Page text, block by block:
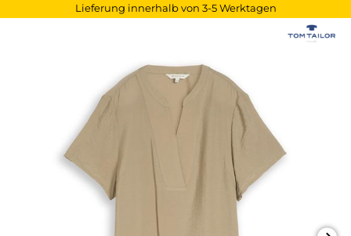
Lieferung innerhalb von 3-5 Werktagen